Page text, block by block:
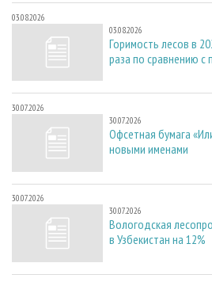
03.08.2026
03.08.2026
Горимость лесов в
раза по сравнению
30.07.2026
30.07.2026
Офсетная бумага
новыми именами
30.07.2026
30.07.2026
Вологодская
в Узбекистан на 12%